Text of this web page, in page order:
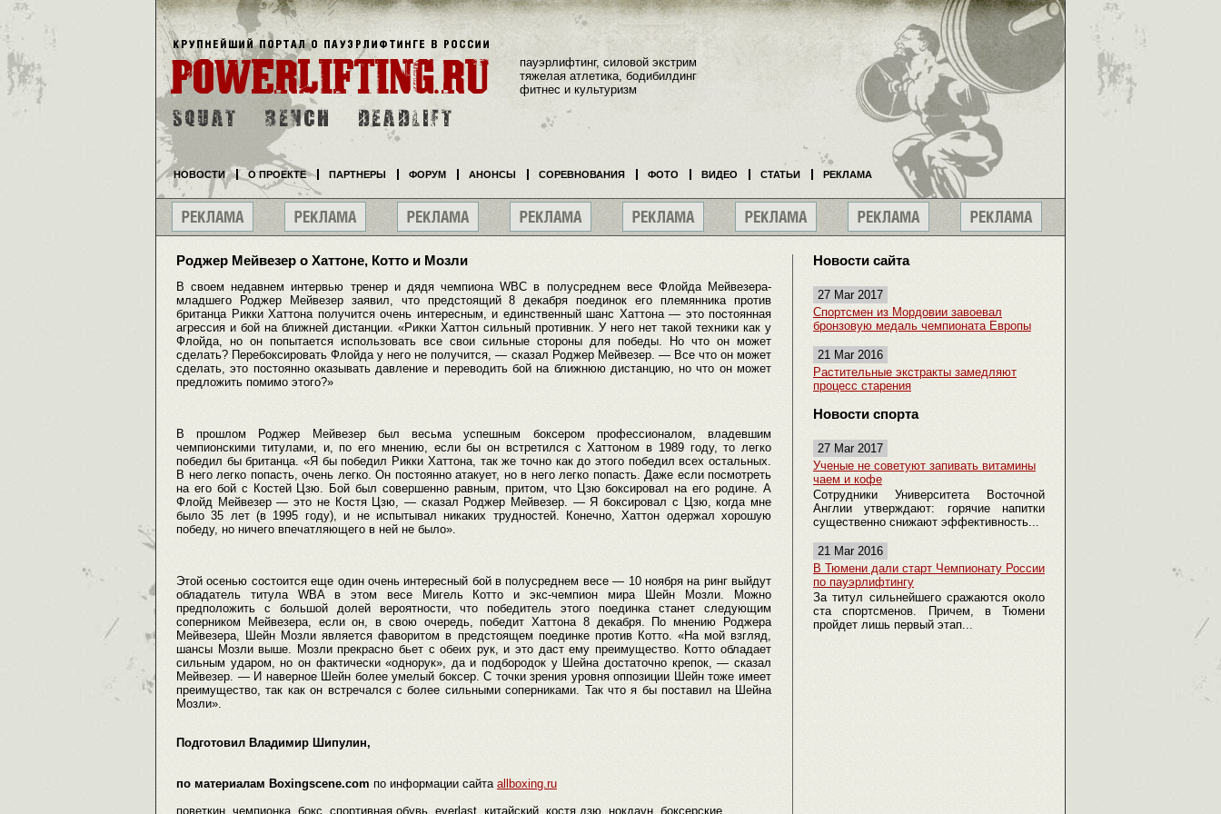
Роджер Мейвезер о Хаттоне, Котто и Мозли
В своем недавнем интервью тренер и дядя чемпиона WBC в полусреднем весе Флойда Мейвезера-
младшего Роджер Мейвезер заявил, что предстоящий 8 декабря поединок его племянника против
британца Рикки Хаттона получится очень интересным, и единственный шанс Хаттона — это постоянная
агрессия и бой на ближней дистанции. «Рикки Хаттон сильный противник. У него нет такой техники как у
Флойда, но он попытается использовать все свои сильные стороны для победы. Но что он может
сделать? Перебоксировать Флойда у него не получится, — сказал Роджер Мейвезер. — Все что он может
сделать, это постоянно оказывать давление и переводить бой на ближнюю дистанцию, но что он может
предложить помимо этого?»
В прошлом Роджер Мейвезер был весьма успешным боксером профессионалом, владевшим
чемпионскими титулами, и, по его мнению, если бы он встретился с Хаттоном в 1989 году, то легко
победил бы британца. «Я бы победил Рикки Хаттона, так же точно как до этого победил всех остальных.
В него легко попасть, очень легко. Он постоянно атакует, но в него легко попасть. Даже если посмотреть
на его бой с Костей Цзю. Бой был совершенно равным, притом, что Цзю боксировал на его родине. А
Флойд Мейвезер — это не Костя Цзю, — сказал Роджер Мейвезер. — Я боксировал с Цзю, когда мне
было 35 лет (в 1995 году), и не испытывал никаких трудностей. Конечно, Хаттон одержал хорошую
победу, но ничего впечатляющего в ней не было».
Этой осенью состоится еще один очень интересный бой в полусреднем весе — 10 ноября на ринг выйдут
обладатель титула WBA в этом весе Мигель Котто и экс-чемпион мира Шейн Мозли. Можно
предположить с большой долей вероятности, что победитель этого поединка станет следующим
соперником Мейвезера, если он, в свою очередь, победит Хаттона 8 декабря. По мнению Роджера
Мейвезера, Шейн Мозли является фаворитом в предстоящем поединке против Котто. «На мой взгляд,
шансы Мозли выше. Мозли прекрасно бьет с обеих рук, и это даст ему преимущество. Котто обладает
сильным ударом, но он фактически «однорук», да и подбородок у Шейна достаточно крепок, — сказал
Мейвезер. — И наверное Шейн более умелый боксер. С точки зрения уровня оппозиции Шейн тоже имеет
преимущество, так как он встречался с более сильными соперниками. Так что я бы поставил на Шейна
Мозли».
Подготовил Владимир Шипулин,
по материалам Boxingscene.com по информации сайта allboxing.ru
поветкин, чемпионка, бокс, спортивная обувь, everlast, китайский, костя дзю, нокдаун, боксерские
Новости сайта
27 Mar 2017
Спортсмен из Мордовии завоевал
бронзовую медаль чемпионата Европы
21 Mar 2016
Растительные экстракты замедляют
процесс старения
Новости спорта
27 Mar 2017
Ученые не советуют запивать витамины
чаем и кофе
Сотрудники Университета Восточной
Англии утверждают: горячие напитки
существенно снижают эффективность...
21 Mar 2016
В Тюмени дали старт Чемпионату России
по пауэрлифтингу
За титул сильнейшего сражаются около
ста спортсменов. Причем, в Тюмени
пройдет лишь первый этап...
пауэрлифтинг, силовой экстрим
тяжелая атлетика, бодибилдинг
фитнес и культуризм
НОВОСТИ О ПРОЕКТЕ ПАРТНЕРЫ ФОРУМ АНОНСЫ СОРЕВНОВАНИЯ ФОТО ВИДЕО СТАТЬИ РЕКЛАМА